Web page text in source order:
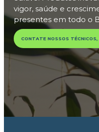
vigor, saúde e
presentes em todo o
CONTATE NOSSOS